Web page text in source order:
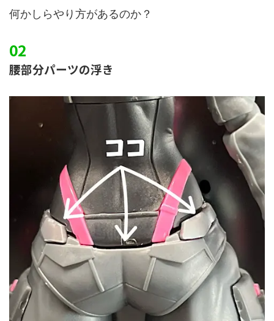
何かしらやり方があるのか？
腰部分パーツの浮き